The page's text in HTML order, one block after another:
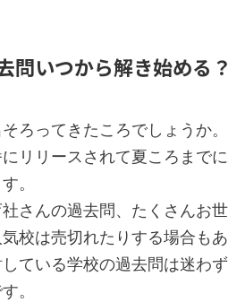
問いつから解き始める？
ろってきたころでしょうか。
リリースされて夏ころまでに
。
さんの過去問、たくさんお世
校は売切れたりする場合もあ
ている学校の過去問は迷わず
。